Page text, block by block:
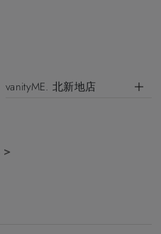
vanityME. 北新地店
>